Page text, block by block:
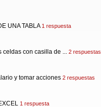
UNA TABLA 1 respuesta
celdas con casilla de ... 2 respuestas
y tomar acciones 2 respuestas
1 respuesta